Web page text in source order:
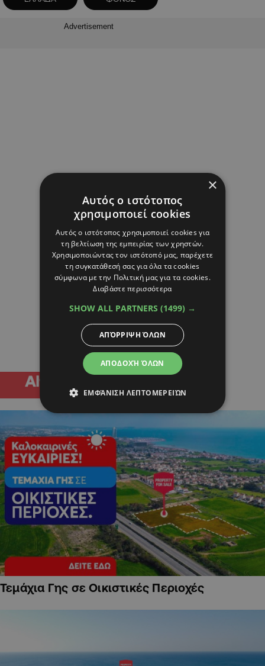
Advertisement
Τεμάχια Γης σε Οικιστικές Περιοχές
×
Αυτός ο ιστότοπος
χρησιμοποιεί cookies
Αυτός ο ιστότοπος χρησιμοποιεί cookies για
τη βελτίωση της εμπειρίας των χρηστών.
Χρησιμοποιώντας τον ιστότοπό μας, παρέχετε
τη συγκατάθεσή σας για όλα τα cookies
σύμφωνα με την Πολιτική μας για τα cookies.
Διαβάστε περισσότερα
SHOW ALL PARTNERS (1499) →
ΑΠΟΔΟΧΉ ΌΛΩΝ
ΑΠΌΡΡΙΨΗ ΌΛΩΝ
ΕΜΦΆΝΙΣΗ ΛΕΠΤΟΜΕΡΕΙΏΝ